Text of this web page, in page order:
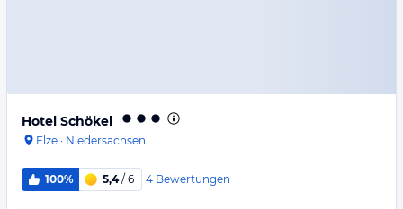
Hotel Schökel
Elze · Niedersachsen
100% 5,4/ 6 4 Bewertungen